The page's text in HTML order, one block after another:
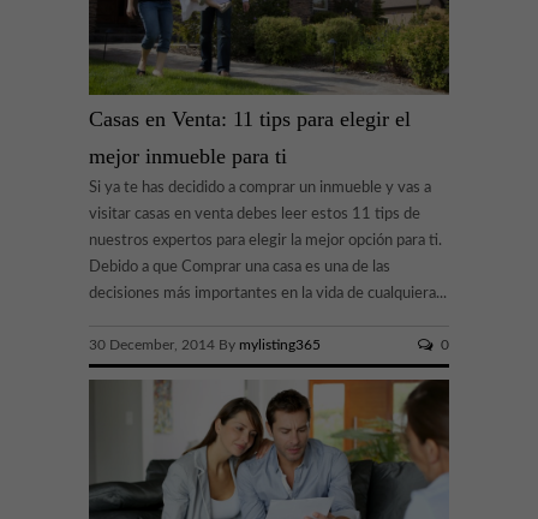
Casas en Venta: 11 tips para elegir el
mejor inmueble para ti
Si ya te has decidido a comprar un inmueble y vas a
visitar casas en venta debes leer estos 11 tips de
nuestros expertos para elegir la mejor opción para ti.
Debido a que Comprar una casa es una de las
decisiones más importantes en la vida de cualquiera...
30 December, 2014 By mylisting365 0